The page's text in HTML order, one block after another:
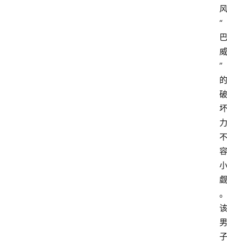
风
“
巴
威
”
的
破
坏
力
不
容
小
觑
。
该
男
子